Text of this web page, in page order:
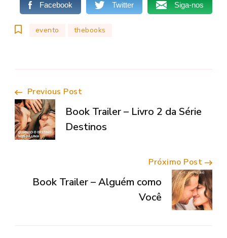
Facebook Twitter Siga-nos
evento thebooks
Navegação
de
Previous Post
Book Trailer – Livro 2 da Série
Destinos
Próximo Post
Book Trailer – Alguém como
Você